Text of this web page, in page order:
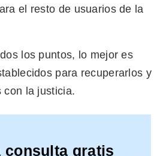
el resto de usuarios de la
los puntos, lo mejor es
para recuperarlos y
con la justicia.
consulta gratis